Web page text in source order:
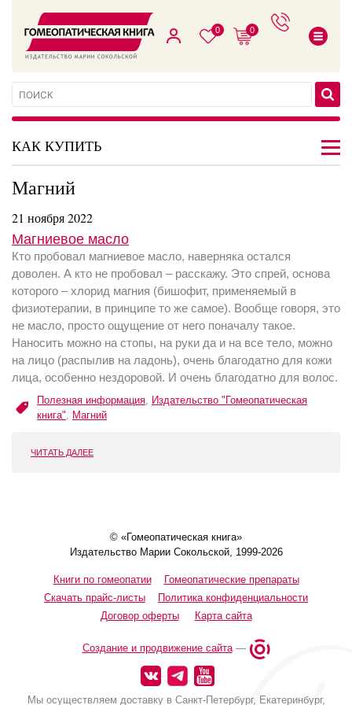
0 0
КАК КУПИТЬ
Магний
21 ноября 2022
Магниевое масло
Кто пробовал магниевое масло, наверняка остался
доволен. А кто не пробовал – расскажу. Это спрей, основа
которого – хлорид магния (бишофит, применяемый в
физиотерапии, в принципе то же самое). Вообще говоря, это
не масло, просто ощущение от него поначалу такое.
Наносить можно на стопы, на руки да и на все тело, можно
на лицо (распылив на ладонь), очень благодатно для кожи
лица, особенно нездоровой. И очень благодатно для волос.
Полезная информация, Издательство "Гомеопатическая
книга", Магний
ЧИТАТЬ ДАЛЕЕ
© «Гомеопатическая книга»
Издательство Марии Сокольской, 1999-2026
Книги по гомеопатии
Гомеопатические препараты
Скачать прайс-листы
Политика конфиденциальности
Договор оферты
Карта сайта
Создание и продвижение сайта—
Мы осуществляем доставку в Санкт-Петербург, Екатеринбург,